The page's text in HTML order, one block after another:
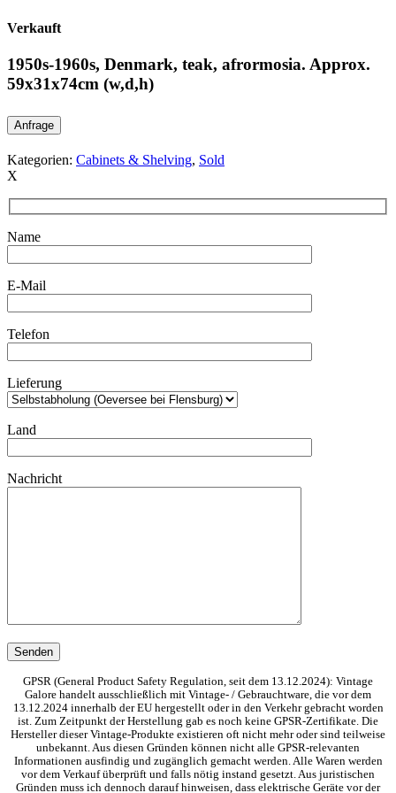
Verkauft
1950s-1960s, Denmark, teak, afrormosia. Approx.
59x31x74cm (w,d,h)
Anfrage
Kategorien: Cabinets & Shelving, Sold
X
Name
E-Mail
Telefon
Lieferung
Land
Nachricht
GPSR (General Product Safety Regulation, seit dem 13.12.2024): Vintage
Galore handelt ausschließlich mit Vintage- / Gebrauchtware, die vor dem
13.12.2024 innerhalb der EU hergestellt oder in den Verkehr gebracht worden
ist. Zum Zeitpunkt der Herstellung gab es noch keine GPSR-Zertifikate. Die
Hersteller dieser Vintage-Produkte existieren oft nicht mehr oder sind teilweise
unbekannt. Aus diesen Gründen können nicht alle GPSR-relevanten
Informationen ausfindig und zugänglich gemacht werden. Alle Waren werden
vor dem Verkauf überprüft und falls nötig instand gesetzt. Aus juristischen
Gründen muss ich dennoch darauf hinweisen, dass elektrische Geräte vor der